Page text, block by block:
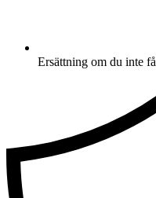
Ersättning om du inte